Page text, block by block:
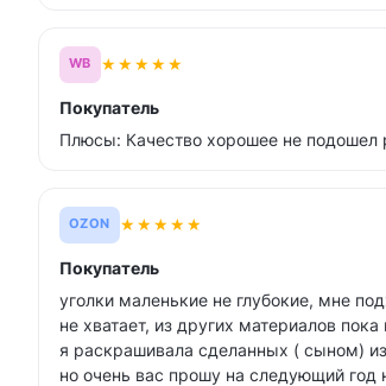
WB ★★★★★
Покупатель
Плюсы: Качество хорошее не подошел
OZON ★★★★★
Покупатель
уголки маленькие не глубокие, мне
не хватает, из других материалов
я раскрашивала сделанных ( сыном)
но очень вас прошу на следующий год